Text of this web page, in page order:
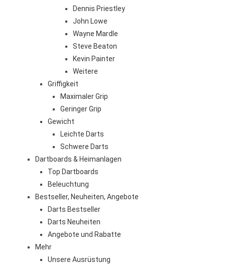
Dennis Priestley
John Lowe
Wayne Mardle
Steve Beaton
Kevin Painter
Weitere
Griffigkeit
Maximaler Grip
Geringer Grip
Gewicht
Leichte Darts
Schwere Darts
Dartboards & Heimanlagen
Top Dartboards
Beleuchtung
Bestseller, Neuheiten, Angebote
Darts Bestseller
Darts Neuheiten
Angebote und Rabatte
Mehr
Unsere Ausrüstung